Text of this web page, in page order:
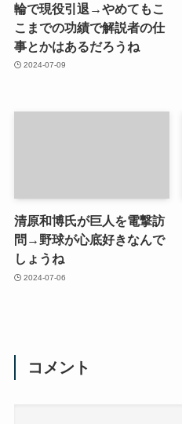
輪で現役引退→やめてもこ
こまでの功績で解説者の仕
事とかはあるだろうね
2024-07-09
清原和博氏が巨人を電撃訪
問→野球が心底好きなんで
しょうね
2024-07-06
コメント